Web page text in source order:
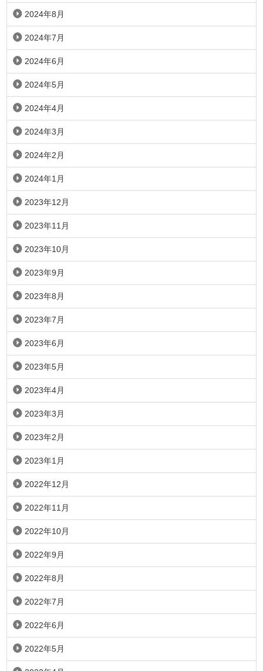
2024年8月
2024年7月
2024年6月
2024年5月
2024年4月
2024年3月
2024年2月
2024年1月
2023年12月
2023年11月
2023年10月
2023年9月
2023年8月
2023年7月
2023年6月
2023年5月
2023年4月
2023年3月
2023年2月
2023年1月
2022年12月
2022年11月
2022年10月
2022年9月
2022年8月
2022年7月
2022年6月
2022年5月